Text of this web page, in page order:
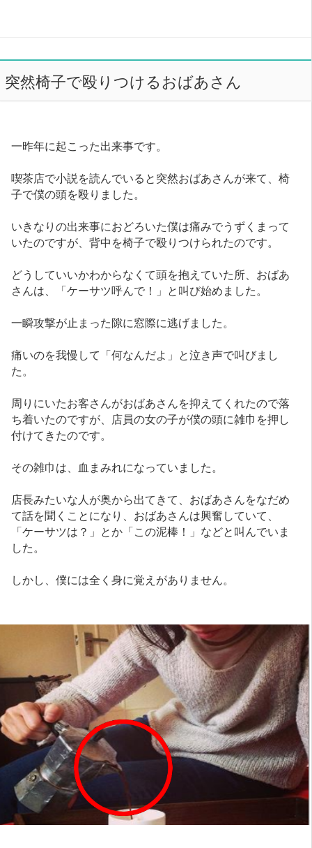
突然椅子で殴りつけるおばあさん
一昨年に起こった出来事です。
喫茶店で小説を読んでいると突然おばあさんが来て、椅
子で僕の頭を殴りました。
いきなりの出来事におどろいた僕は痛みでうずくまって
いたのですが、背中を椅子で殴りつけられたのです。
どうしていいかわからなくて頭を抱えていた所、おばあ
さんは、「ケーサツ呼んで！」と叫び始めました。
一瞬攻撃が止まった隙に窓際に逃げました。
痛いのを我慢して「何なんだよ」と泣き声で叫びまし
た。
周りにいたお客さんがおばあさんを抑えてくれたので落
ち着いたのですが、店員の女の子が僕の頭に雑巾を押し
付けてきたのです。
その雑巾は、血まみれになっていました。
店長みたいな人が奥から出てきて、おばあさんをなだめ
て話を聞くことになり、おばあさんは興奮していて、
「ケーサツは？」とか「この泥棒！」などと叫んでいま
した。
しかし、僕には全く身に覚えがありません。